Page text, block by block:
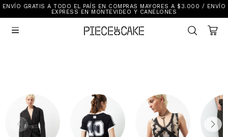
ENVÍO GRATIS A TODO EL PAÍS EN COMPRAS MAYORES A $3.000 / ENVÍO
EXPRESS EN MONTEVIDEO Y CANELONES

Sale
New In
Mi cuenta
Ver Todo
Vestimenta